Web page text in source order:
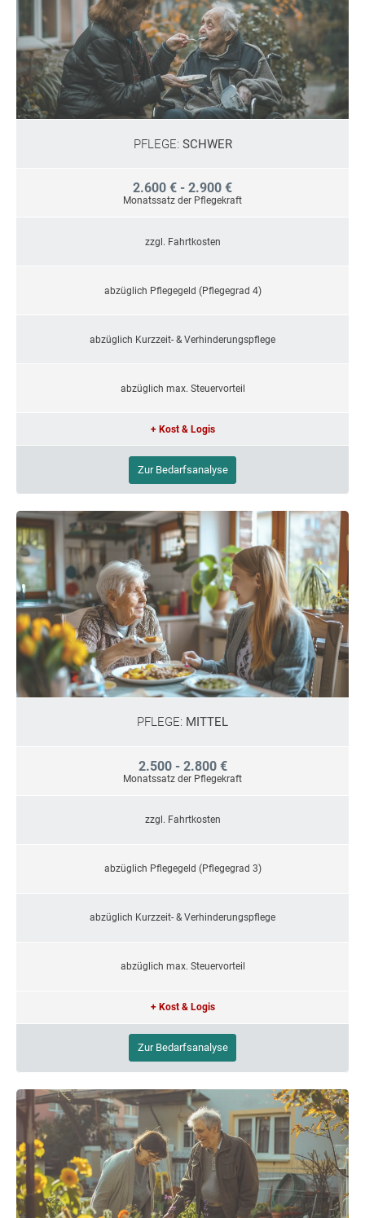
PFLEGE: SCHWER
2.600 € - 2.900 €
Monatssatz der Pflegekraft
zzgl. Fahrtkosten
abzüglich Pflegegeld (Pflegegrad 4)
abzüglich Kurzzeit- & Verhinderungspflege
abzüglich max. Steuervorteil
+ Kost & Logis
Zur Bedarfsanalyse
PFLEGE: MITTEL
2.500 - 2.800 €
Monatssatz der Pflegekraft
zzgl. Fahrtkosten
abzüglich Pflegegeld (Pflegegrad 3)
abzüglich Kurzzeit- & Verhinderungspflege
abzüglich max. Steuervorteil
+ Kost & Logis
Zur Bedarfsanalyse